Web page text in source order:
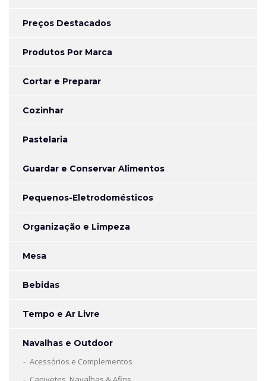
Preços Destacados
Produtos Por Marca
Cortar e Preparar
Cozinhar
Pastelaria
Guardar e Conservar Alimentos
Pequenos-Eletrodomésticos
Organização e Limpeza
Mesa
Bebidas
Tempo e Ar Livre
Navalhas e Outdoor
Acessórios e Complementos